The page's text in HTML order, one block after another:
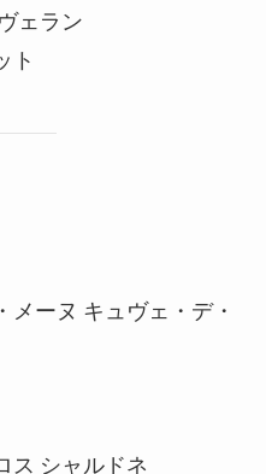
ェラン
ト
メーヌ キュヴェ・デ・
ス シャルドネ